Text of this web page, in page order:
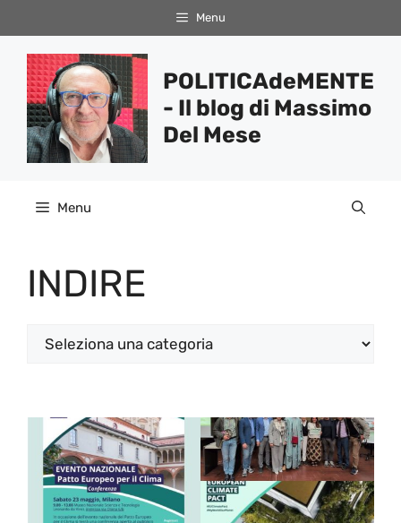
al
contenuto
Menu
POLITICAdeMENTE
- Il blog di Massimo
Del Mese
Menu
INDIRE
Categorie